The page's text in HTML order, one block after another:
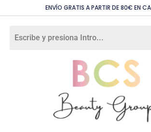
ENVÍO GRATIS A PARTIR DE 80€ EN